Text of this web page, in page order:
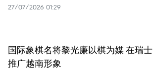
27/07/2026 01:29
国际象棋名将黎光廉以棋为媒 在瑞士
推广越南形象